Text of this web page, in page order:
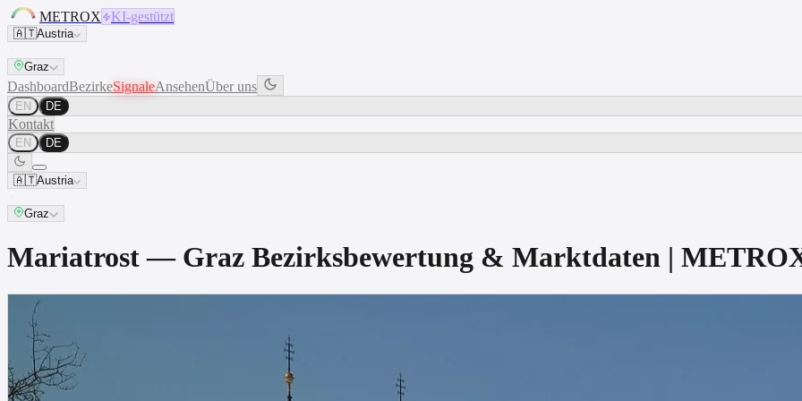
METROX KI-gestützt
🇦🇹Austria
Graz
DashboardBezirkeSignaleAnsehenÜber uns
EN DE
Kontakt
EN DE
🇦🇹Austria
Graz
Mariatrost — Graz Bezirksbewertung & Marktdaten |